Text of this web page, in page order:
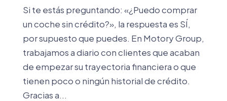
Si te estás preguntando: «¿Puedo comprar
un coche sin crédito?», la respuesta es SÍ,
por supuesto que puedes. En Motory Group,
trabajamos a diario con clientes que acaban
de empezar su trayectoria financiera o que
tienen poco o ningún historial de crédito.
Gracias a...